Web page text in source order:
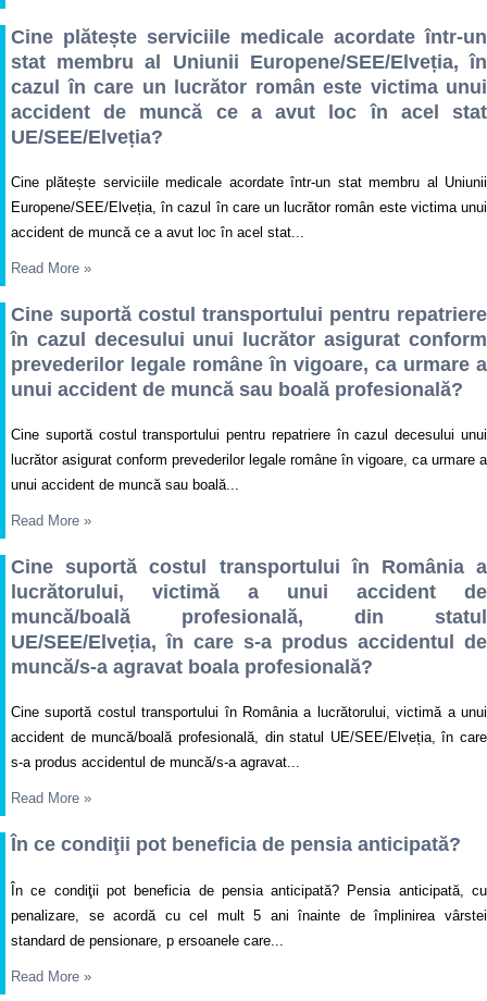
Cine plătește serviciile medicale acordate într-un
stat membru al Uniunii Europene/SEE/Elveția, în
cazul în care un lucrător român este victima unui
accident de muncă ce a avut loc în acel stat
UE/SEE/Elveția?
Cine plătește serviciile medicale acordate într-un stat membru al Uniunii
Europene/SEE/Elveția, în cazul în care un lucrător român este victima unui
accident de muncă ce a avut loc în acel stat...
Read More »
Cine suportă costul transportului pentru repatriere
în cazul decesului unui lucrător asigurat conform
prevederilor legale române în vigoare, ca urmare a
unui accident de muncă sau boală profesională?
Cine suportă costul transportului pentru repatriere în cazul decesului unui
lucrător asigurat conform prevederilor legale române în vigoare, ca urmare a
unui accident de muncă sau boală...
Read More »
Cine suportă costul transportului în România a
lucrătorului, victimă a unui accident de
muncă/boală profesională, din statul
UE/SEE/Elveția, în care s-a produs accidentul de
muncă/s-a agravat boala profesională?
Cine suportă costul transportului în România a lucrătorului, victimă a unui
accident de muncă/boală profesională, din statul UE/SEE/Elveția, în care
s-a produs accidentul de muncă/s-a agravat...
Read More »
În ce condiţii pot beneficia de pensia anticipată?
În ce condiţii pot beneficia de pensia anticipată? Pensia anticipată, cu
penalizare, se acordă cu cel mult 5 ani înainte de împlinirea vârstei
standard de pensionare, p ersoanele care...
Read More »